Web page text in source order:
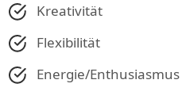
Kreativität
Flexibilität
Energie/Enthusiasmus